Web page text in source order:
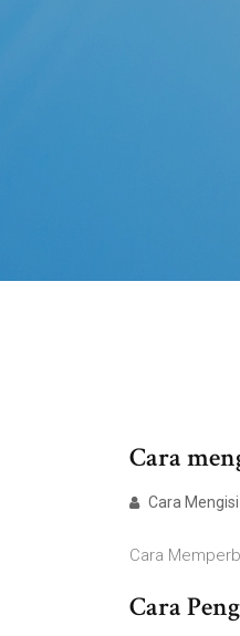
Cara
Cara
Cara
Cara